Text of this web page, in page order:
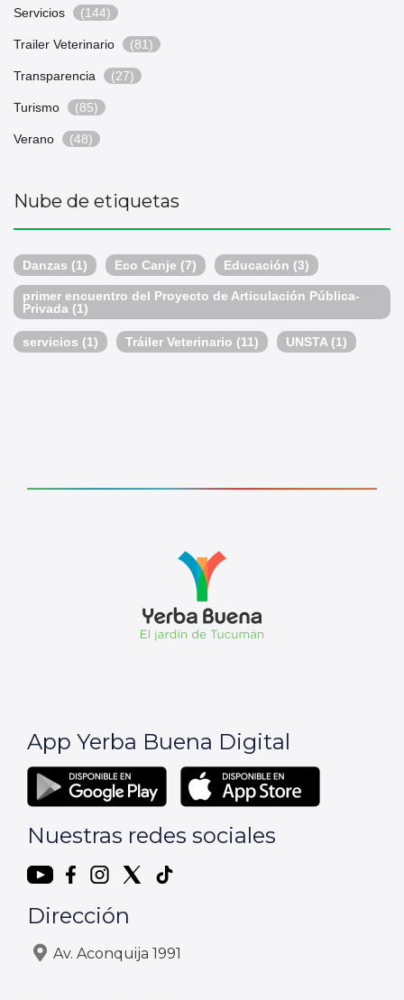
Servicios (144)
Trailer Veterinario (81)
Transparencia (27)
Turismo (85)
Verano (48)
Nube de etiquetas
Danzas (1) Eco Canje (7) Educación (3)
primer encuentro del Proyecto de Articulación Pública-
Privada (1)
servicios (1) Tráiler Veterinario (11) UNSTA(1)
App Yerba Buena Digital
Nuestras redes sociales
Dirección
Av. Aconquija 1991